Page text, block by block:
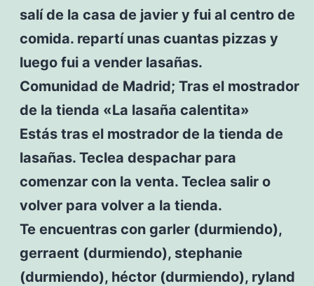
salí de la casa de javier y fui al centro de
comida. repartí unas cuantas pizzas y
luego fui a vender lasañas.
Comunidad de Madrid; Tras el mostrador
de la tienda «La lasaña calentita»
Estás tras el mostrador de la tienda de
lasañas. Teclea despachar para
comenzar con la venta. Teclea salir o
volver para volver a la tienda.
Te encuentras con garler (durmiendo),
gerraent (durmiendo), stephanie
(durmiendo), héctor (durmiendo), ryland